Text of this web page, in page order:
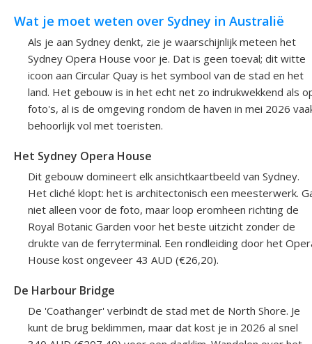
Wat je moet weten over Sydney in Australië
Als je aan Sydney denkt, zie je waarschijnlijk meteen het
Sydney Opera House voor je. Dat is geen toeval; dit witte
icoon aan Circular Quay is het symbool van de stad en het
land. Het gebouw is in het echt net zo indrukwekkend als
foto's, al is de omgeving rondom de haven in mei 2026
behoorlijk vol met toeristen.
Het Sydney Opera House
Dit gebouw domineert elk ansichtkaartbeeld van Sydney.
Het cliché klopt: het is architectonisch een meesterwerk.
niet alleen voor de foto, maar loop eromheen richting de
Royal Botanic Garden voor het beste uitzicht zonder de
drukte van de ferryterminal. Een rondleiding door het
House kost ongeveer 43 AUD (€26,20).
De Harbour Bridge
De 'Coathanger' verbindt de stad met de North Shore. Je
kunt de brug beklimmen, maar dat kost je in 2026 al snel